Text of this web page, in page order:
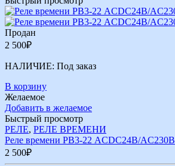
Продан
2 500₽
НАЛИЧИЕ: Под заказ
В корзину
Желаемое
Добавить в желаемое
Быстрый просмотр
РЕЛЕ, РЕЛЕ ВРЕМЕНИ
Реле времени РВ3-22 ACDC24В/AC230В
2 500₽